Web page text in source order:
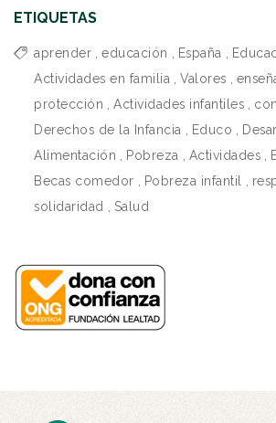
ETIQUETAS
aprender educación España
Actividades en familia
Valores
protección
Actividades infantiles
Derechos de la Infancia
Educo
Alimentación
Pobreza Actividades
Becas comedor
Pobreza infantil
solidaridad
Salud